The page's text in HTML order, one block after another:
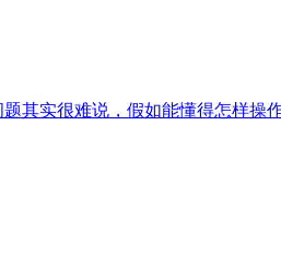
其实很难说，假如能懂得怎样